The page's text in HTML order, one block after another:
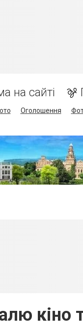
на сайті
Оголошення
кіно